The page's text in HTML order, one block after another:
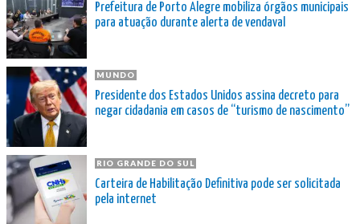
Prefeitura de Porto Alegre mobiliza órgãos municipais
para atuação durante alerta de vendaval
MUNDO
Presidente dos Estados Unidos assina decreto para
negar cidadania em casos de “turismo de nascimento”
RIO GRANDE DO SUL
Carteira de Habilitação Definitiva pode ser solicitada
pela internet